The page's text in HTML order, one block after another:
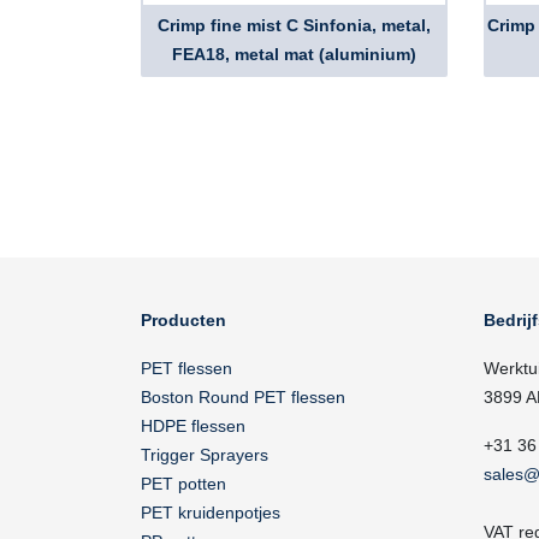
Crimp fine mist C Sinfonia, metal,
FEA18, metal mat (aluminium)
Producten
PET flessen
Boston Round PET flessen
HDPE flessen
Trigger Sprayers
PET potten
PET kruidenpotjes
3899
+31
VAT